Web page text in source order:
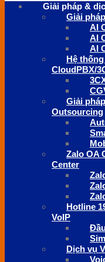
Giải pháp &
Giải
AI
AI
AI
Hệ
CloudPBX/
Giải
Outsourcing
Zalo OA
Center
Hotline
VoIP
Dịch vụ